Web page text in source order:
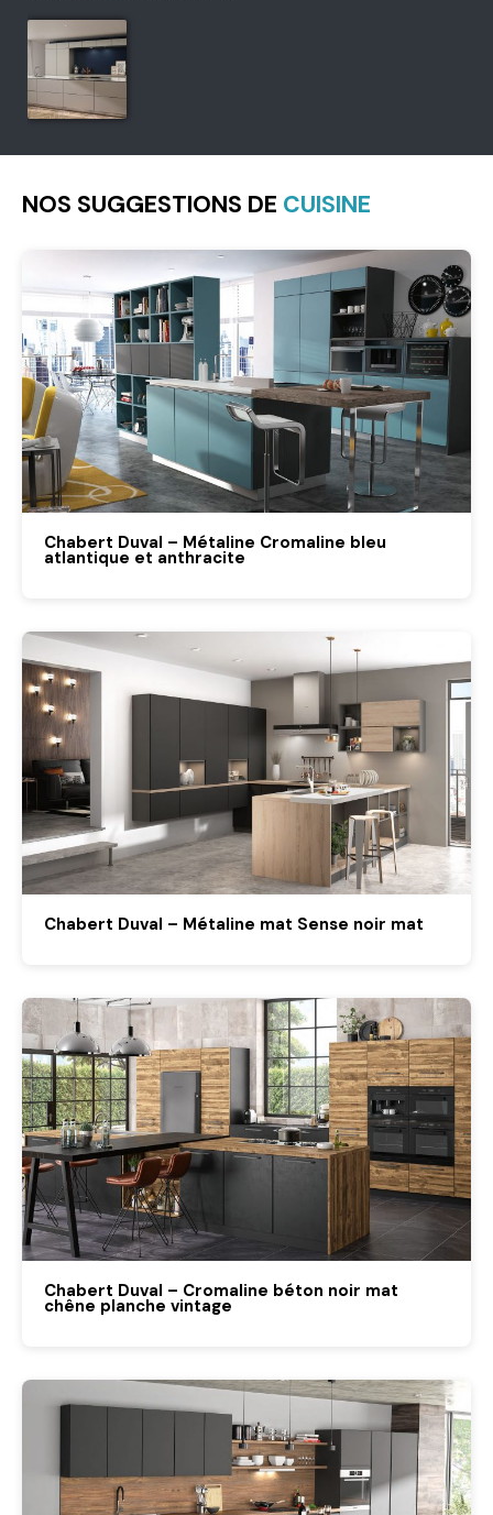
NOS SUGGESTIONS DE CUISINE
Chabert Duval – Métaline Cromaline bleu
atlantique et anthracite
Chabert Duval – Métaline mat Sense noir mat
Chabert Duval – Cromaline béton noir mat
chêne planche vintage